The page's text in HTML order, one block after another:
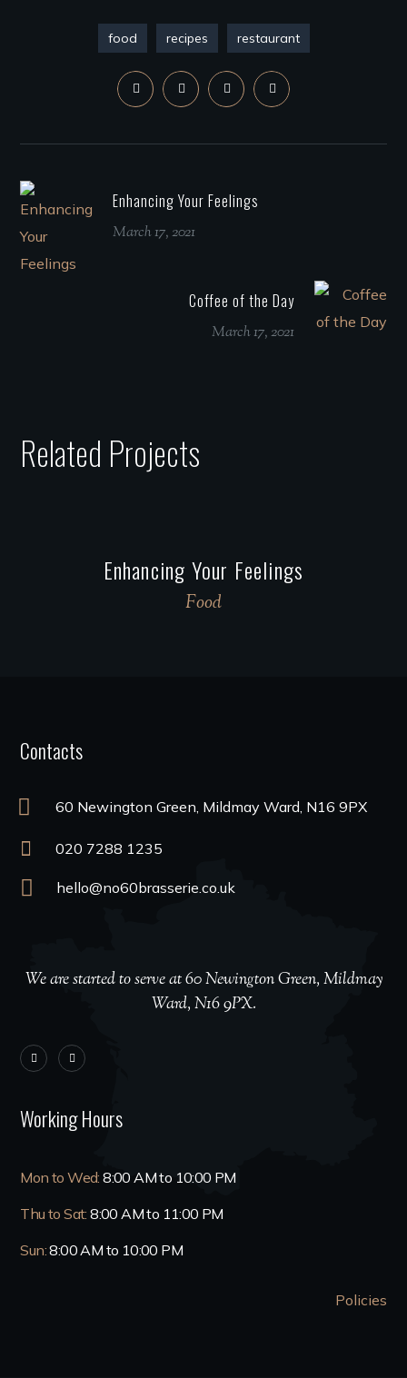
food recipes restaurant
Enhancing Your Feelings
March 17, 2021
Coffee of the Day
March 17, 2021
Related Projects
Enhancing Your Feelings
Food
Contacts
60 Newington Green, Mildmay Ward, N16 9PX
020 7288 1235
hello@no60brasserie.co.uk
We are started to serve at 60 Newington Green, Mildmay
Ward, N16 9PX.
Working Hours
Mon to Wed: 8:00 AM to 10:00 PM
Thu to Sat: 8:00 AM to 11:00 PM
Sun:8:00 AM to 10:00 PM
Policies